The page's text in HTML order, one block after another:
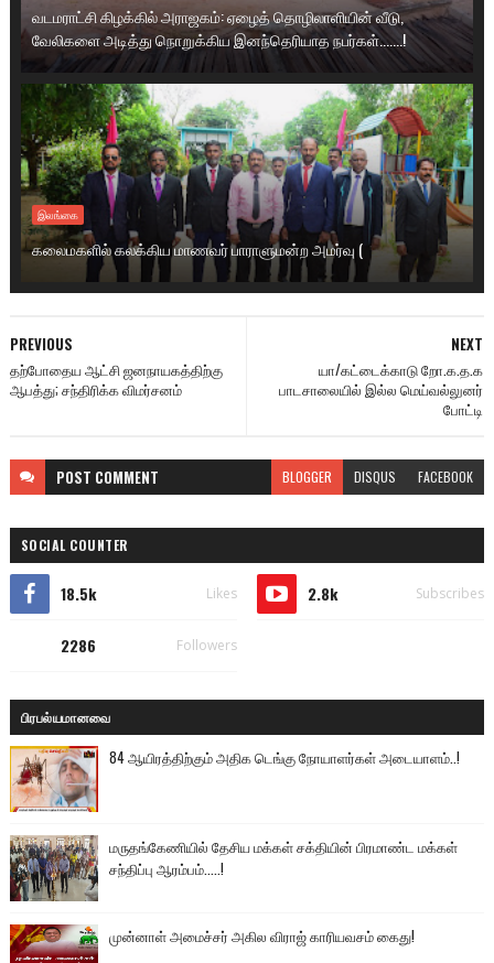
வடமராட்சி கிழக்கில் அராஜகம்: ஏழைத் தொழிலாளியின் வீடு,
வேலிகளை அடித்து நொறுக்கிய இனந்தெரியாத நபர்கள்.......!
இலங்கை
கலைமகளில் கலக்கிய மாணவர் பாராளுமன்ற அமர்வு (
NEXT
யா/கட்டைக்காடு றோ.க.த.க
பாடசாலையில் இல்ல மெய்வல்லுனர்
போட்டி
PREVIOUS
தற்போதைய ஆட்சி ஜனநாயகத்திற்கு
ஆபத்து; சந்திரிக்க விமர்சனம்
POST COMMENT BLOGGER DISQUS FACEBOOK
SOCIAL COUNTER
18.5k Likes 2.8k Subscribes
2286 Followers
பிரபல்யமானவை
84 ஆயிரத்திற்கும் அதிக டெங்கு நோயாளர்கள் அடையாளம்..!
மருதங்கேணியில் தேசிய மக்கள் சக்தியின் பிரமாண்ட மக்கள்
சந்திப்பு ஆரம்பம்.....!
முன்னாள் அமைச்சர் அகில விராஜ் காரியவசம் கைது!